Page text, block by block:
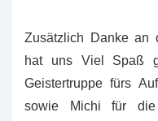
Zusätzlich Danke an
hat uns Viel Spaß
Geistertruppe fürs
sowie Michi für die